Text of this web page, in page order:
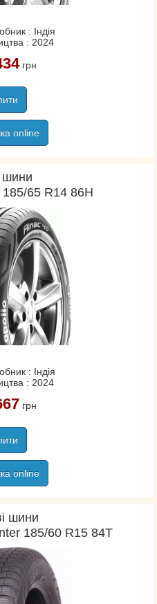
: Індія
: 2024
грн
online
шини
65 R14 86H
: Індія
: 2024
грн
online
шини
185/60 R15 84T